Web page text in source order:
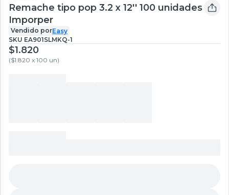
Remache tipo pop 3.2 x 12'' 100 unidades
Imporper
Vendido porEasy
SKU EA901SLMKQ-1
$1.820
($1.820 x 100 un)